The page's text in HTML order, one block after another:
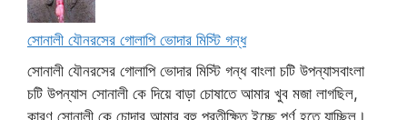
সোনালী যৌনরসের গোলাপি ভোদার মিস্টি গন্ধ
সোনালী যৌনরসের গোলাপি ভোদার মিস্টি গন্ধ বাংলা চটি উপন্যাসবাংলা
চটি উপন্যাস সোনালী কে দিয়ে বাড়া চোষাতে আমার খুব মজা লাগছিল,
কারণ সোনালী কে চোদার আমার বহু প্রতীক্ষিত ইচ্ছে পুর্ণ হতে যাচ্ছিল।